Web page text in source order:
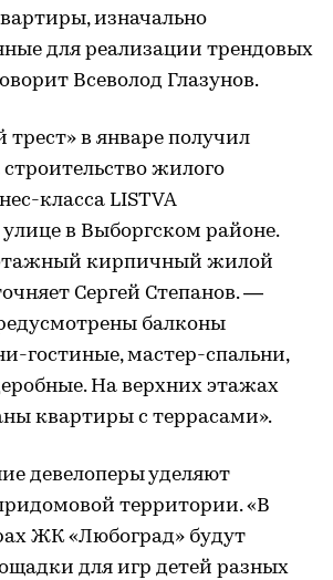
изначально
для реализации трендовых
Всеволод Глазунов.
трест» в январе получил
жилого
класса LISTVA
в Выборгском районе.
этажный кирпичный жилой
Сергей Степанов. —
балконы
гостиные, мастер-спальни,
На верхних этажах
квартиры с террасами».
девелоперы уделяют
территории. «В
ЖК «Любоград» будут
для игр детей разных